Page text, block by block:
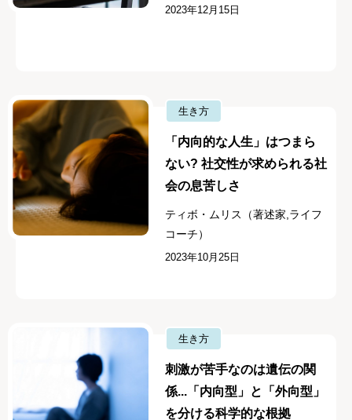
2023年12月15日
生き方
「内向的な人生」はつまら
ない? 社交性が求められる社
会の息苦しさ
ティボ・ムリス（著述家,ライフ
コーチ）
2023年10月25日
生き方
刺激が苦手なのは遺伝の関
係...「内向型」と「外向型」
を分ける科学的な根拠